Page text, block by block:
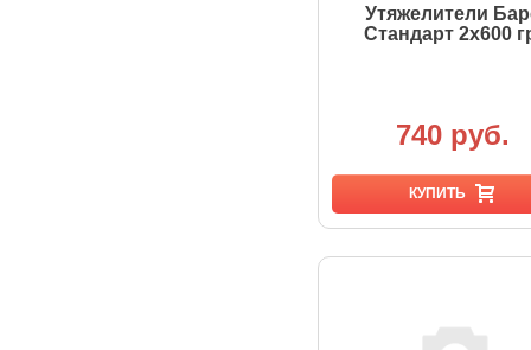
Утяжелители
Стандарт 2х600
740 руб.
КУПИТЬ